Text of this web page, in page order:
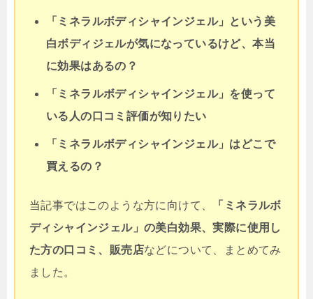
「ミネラルボディシャインジェル」という美
白ボディジェルが気になっているけど、本当
に効果はあるの？
「ミネラルボディシャインジェル」を使って
いる人の口コミ評価が知りたい
「ミネラルボディシャインジェル」はどこで
買えるの？
当記事ではこのような方に向けて、
「ミネラルボ
ディシャインジェル」 の美白効果、実際に使用し
た方の口コミ、販売店などについて、まとめてみ
ました。